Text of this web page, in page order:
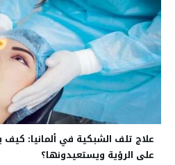
علاج تلف الشبكية في ألمانيا: كيف
على الرؤية ويستعيدونها؟